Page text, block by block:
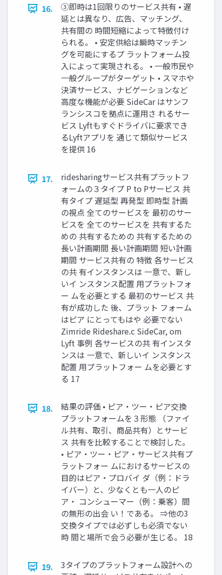
16.
③即時は1回限りのサービス共有 • 遅
延とは異なり、広告、マッチング、
共有間の 時間短縮によって特徴付け
られる。 • 安定供給は瞬時マッチン
グを可能にするプ ラットフォーム投
入によって実現される。 • 一般市民や
一般グループがターゲット • スマホや
決済サービス、ナビゲーションなど
高度な機能が必要 SideCar はサンフ
ランシスコを拠点に運用さ れるサー
ビス Lyftもすぐドライバに要求でき
るLyftアプリを 通じて類似サービス
を提供 16
17.
ridesharingサービス共有プラットフ
ォームの３タイプ P to Pサービス 共
有タイプ 遅延型 再発型 即時型 計画
の視点 全てのサービスを 最初のサー
ビスを 全てのサービスを 共有するた
めの 共有するための 共有するための
長い計画期間 長い計画期間 短い計画
期間 サービス共有の 特徴 各サービス
の共 有インスタンスは 一意で、新し
いイ ンスタンス配置 用プラットフォ
ー ムを必要とする 最初のサービス 共
有が成功した 後、プラット フォーム
はピア にとってもはや 必要でない
Zimride Rideshare.c SideCar, om
Lyft 事例 各サービスの共 有インスタ
ンスは 一意で、新しいイ ンスタンス
配置 用プラットフォー ムを必要とす
る 17
18.
結果の評価 • ピア・ツー・ピア交換
プラットフォームを３形態 （ファイ
ル共有、取引、商品共有）とサービ
ス 共有を比較することで検討した。
• ピア・ツー・ピア・サービス共有プ
ラットフォー ムにおけるサービスの
目的はピア・プロバイ ダ（例：ドラ
イバー）と、少なくとも一人のピ
ア・ コンシューマー（例：乗客）間
の無形の出会 い！である。 ⇒他の3
交換タイプでは必ずしも必須でない
時 間と場所で会う必要が生じる。 18
19.
3タイプのプラットフォーム設計への